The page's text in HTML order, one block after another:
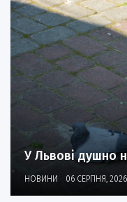
У Львові душно
НОВИНИ 06 СЕРПНЯ, 2026